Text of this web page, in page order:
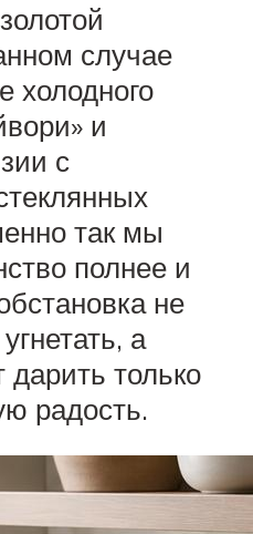
случае
холодного
и
с
так мы
полнее и
не
а
только
радость.